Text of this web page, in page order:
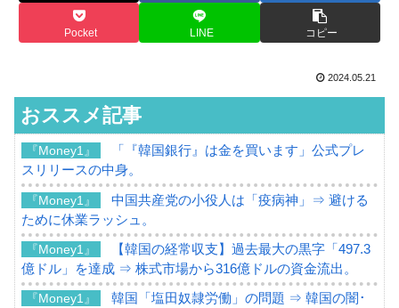
Pocket LINE コピー
2024.05.21
おススメ記事
『Money1』
「『韓国銀行』は金を買います」公式プレ
スリリースの中身。
『Money1』
中国共産党の小役人は「疫病神」⇒ 避ける
ために休業ラッシュ。
『Money1』
【韓国の経常収支】過去最大の黒字「497.3
億ドル」を達成 ⇒ 株式市場から316億ドルの資金流出。
『Money1』
韓国「塩田奴隷労働」の問題 ⇒ 韓国の闇･